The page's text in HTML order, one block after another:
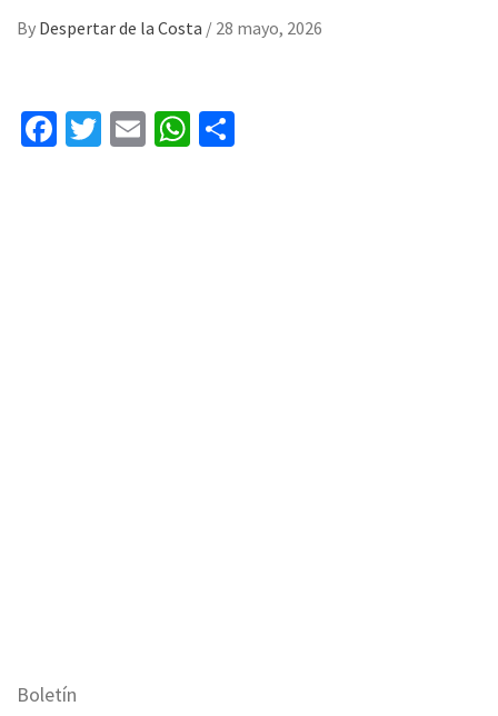
By Despertar de la Costa / 28 mayo, 2026
Facebook
Twitter
EmailWhatsApp
Boletín